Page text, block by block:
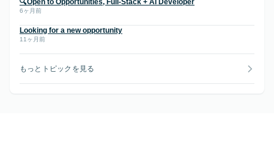
🔍Open to Opportunities, Full-Stack + AI Developer
6ヶ月前
Looking for a new opportunity
11ヶ月前
もっとトピックを見る